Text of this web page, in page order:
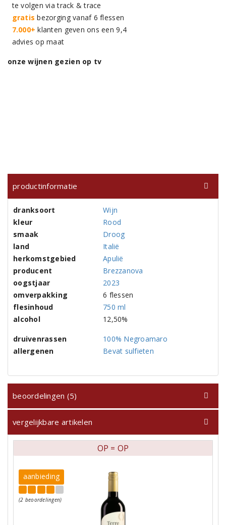
te volgen via track & trace
gratis bezorging vanaf 6 flessen
7.000+ klanten geven ons een 9,4
advies op maat
onze wijnen gezien op tv
productinformatie
dranksoort
Wijn
kleur
Rood
smaak
Droog
land
Italië
herkomstgebied
Apulië
producent
Brezzanova
oogstjaar
2023
omverpakking
6 flessen
flesinhoud
750 ml
alcohol
12,50%
druivenrassen
100% Negroamaro
allergenen
Bevat sulfieten
beoordelingen (5)
vergelijkbare artikelen
OP = OP
aanbieding
(2 beoordelingen)